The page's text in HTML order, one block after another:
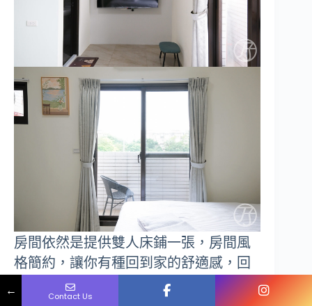
房間依然是提供雙人床鋪一張，房間風
格簡約，讓你有種回到家的舒適感，回
到房間就自然地放慢腳步，好好的享受
← Contact Us